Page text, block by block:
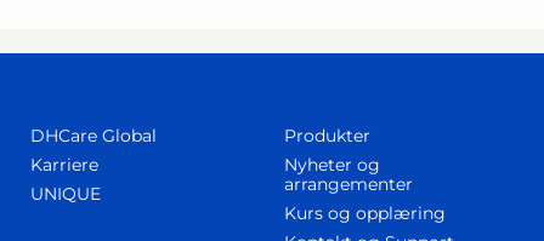
DHCare Global
Karriere
UNIQUE
Produkter
Nyheter og
arrangementer
Kurs og opplæring